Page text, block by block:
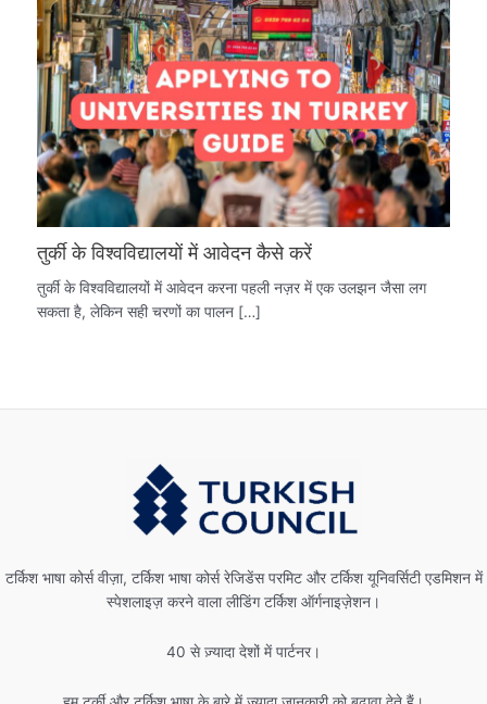
तुर्की के विश्वविद्यालयों में आवेदन कैसे करें
तुर्की के विश्वविद्यालयों में आवेदन करना पहली नज़र में एक उलझन जैसा लग
सकता है, लेकिन सही चरणों का पालन […]
टर्किश भाषा कोर्स वीज़ा, टर्किश भाषा कोर्स रेजिडेंस परमिट और टर्किश यूनिवर्सिटी एडमिशन में
स्पेशलाइज़ करने वाला लीडिंग टर्किश ऑर्गनाइज़ेशन।
40 से ज़्यादा देशों में पार्टनर।